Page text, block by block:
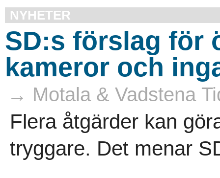
NYHETER
SD:s förslag för
kameror och
→ Motala & Vadstena
Flera åtgärder kan
tryggare. Det menar